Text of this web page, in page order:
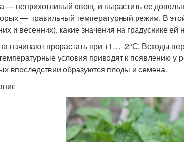
— неприхотливый овощ, и вырастить ее
— правильный температурный режим. В
и весенних), какие значения на градуснике
начинают прорастать при +1…+2°С. Всходы
условия приводят к появлению у
впоследствии образуются плоды и семена.